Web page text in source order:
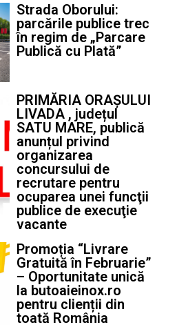
Strada Oborului:
parcările publice trec
în regim de „Parcare
Publică cu Plată”
PRIMĂRIA ORAȘULUI
LIVADA , județul
SATU MARE, publică
anunțul privind
organizarea
concursului de
recrutare pentru
ocuparea unei funcţii
publice de execuţie
vacante
Promoția “Livrare
Gratuită în Februarie”
– Oportunitate unică
la butoaieinox.ro
pentru clienții din
toată România